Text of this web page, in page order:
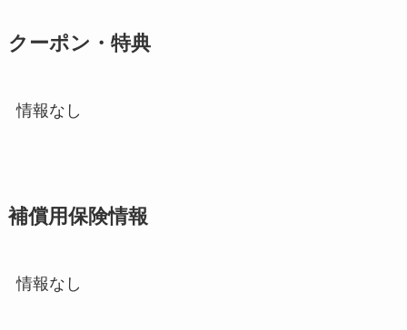
クーポン・特典
情報なし
補償用保険情報
情報なし